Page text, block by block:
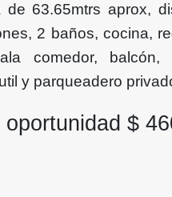
63.65mtrs aprox,
2 baños, cocina,
comedor,
y parqueadero
oportunidad $